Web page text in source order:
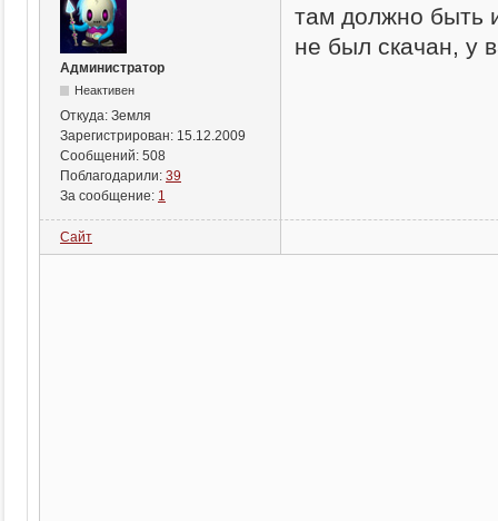
Администратор
Неактивен
Откуда: Земля
Зарегистрирован: 15.12.2009
Сообщений: 508
Поблагодарили: 39
За сообщение: 1
там должно быть
не был скачан, у
Сайт